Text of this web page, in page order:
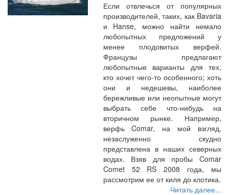
Если отвлечься от популярных
производителей, таких, как Bavaria
и Hanse, можно найти немало
любопытных предложений у
менее плодовитых верфей.
Французы предлагают
любопытные варианты для тех,
кто хочет чего-то особенного; хоть
они и недешевы, наиболее
бережливые или неопытные могут
выбрать себе что-нибудь на
вторичном рынке. Например,
верфь Comar, на мой взгляд,
незаслуженно скудно
представлена в наших северных
водах. Взяв для пробы Comar
Comet 52 RS 2008 года, мы
рассмотрим ее от киля до клотика.
Читать далее...